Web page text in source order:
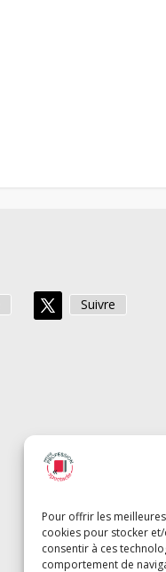
Pour offrir les
cookies pour stocker
consentir à ces
comportement de
Suivre